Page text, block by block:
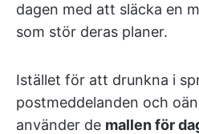
dagen med att släcka en
som stör deras planer.
Istället för att drunkna i
postmeddelanden och
använder de mallen för